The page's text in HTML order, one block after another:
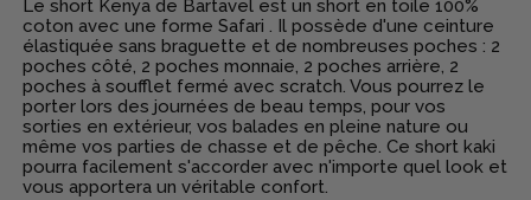
Le short Kenya de Bartavel est un short en toile 100%
coton avec une forme Safari . Il possède d'une ceinture
élastiquée sans braguette et de nombreuses poches : 2
poches côté, 2 poches monnaie, 2 poches arrière, 2
poches à soufflet fermé avec scratch. Vous pourrez le
porter lors des journées de beau temps, pour vos
sorties en extérieur, vos balades en pleine nature ou
même vos parties de chasse et de pêche. Ce short kaki
pourra facilement s'accorder avec n'importe quel look et
vous apportera un véritable confort.